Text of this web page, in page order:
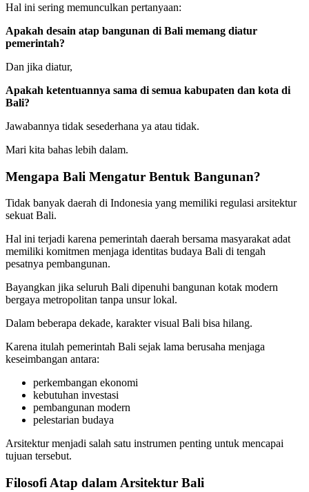
Hal ini sering memunculkan pertanyaan:
Apakah desain atap bangunan di Bali memang diatur
pemerintah?
Dan jika diatur,
Apakah ketentuannya sama di semua kabupaten dan kota di
Bali?
Jawabannya tidak sesederhana ya atau tidak.
Mari kita bahas lebih dalam.
Mengapa Bali Mengatur Bentuk Bangunan?
Tidak banyak daerah di Indonesia yang memiliki regulasi arsitektur
sekuat Bali.
Hal ini terjadi karena pemerintah daerah bersama masyarakat adat
memiliki komitmen menjaga identitas budaya Bali di tengah
pesatnya pembangunan.
Bayangkan jika seluruh Bali dipenuhi bangunan kotak modern
bergaya metropolitan tanpa unsur lokal.
Dalam beberapa dekade, karakter visual Bali bisa hilang.
Karena itulah pemerintah Bali sejak lama berusaha menjaga
keseimbangan antara:
perkembangan ekonomi
kebutuhan investasi
pembangunan modern
pelestarian budaya
Arsitektur menjadi salah satu instrumen penting untuk mencapai
tujuan tersebut.
Filosofi Atap dalam Arsitektur Bali